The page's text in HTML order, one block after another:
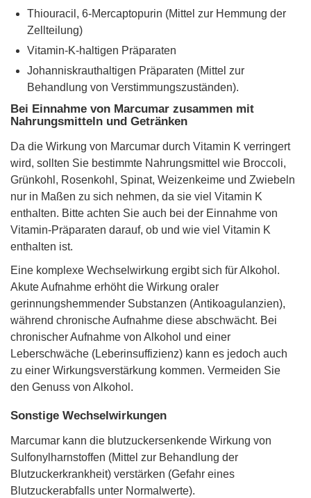
Thiouracil, 6-Mercaptopurin (Mittel zur Hemmung der
Zellteilung)
Vitamin-K-haltigen Präparaten
Johanniskrauthaltigen Präparaten (Mittel zur
Behandlung von Verstimmungszuständen).
Bei Einnahme von Marcumar zusammen mit
Nahrungsmitteln und Getränken
Da die Wirkung von Marcumar durch Vitamin K verringert
wird, sollten Sie bestimmte Nahrungsmittel wie Broccoli,
Grünkohl, Rosenkohl, Spinat, Weizenkeime und Zwiebeln
nur in Maßen zu sich nehmen, da sie viel Vitamin K
enthalten. Bitte achten Sie auch bei der Einnahme von
Vitamin-Präparaten darauf, ob und wie viel Vitamin K
enthalten ist.
Eine komplexe Wechselwirkung ergibt sich für Alkohol.
Akute Aufnahme erhöht die Wirkung oraler
gerinnungshemmender Substanzen (Antikoagulanzien),
während chronische Aufnahme diese abschwächt. Bei
chronischer Aufnahme von Alkohol und einer
Leberschwäche (Leberinsuffizienz) kann es jedoch auch
zu einer Wirkungsverstärkung kommen. Vermeiden Sie
den Genuss von Alkohol.
Sonstige Wechselwirkungen
Marcumar kann die blutzuckersenkende Wirkung von
Sulfonylharnstoffen (Mittel zur Behandlung der
Blutzuckerkrankheit) verstärken (Gefahr eines
Blutzuckerabfalls unter Normalwerte).